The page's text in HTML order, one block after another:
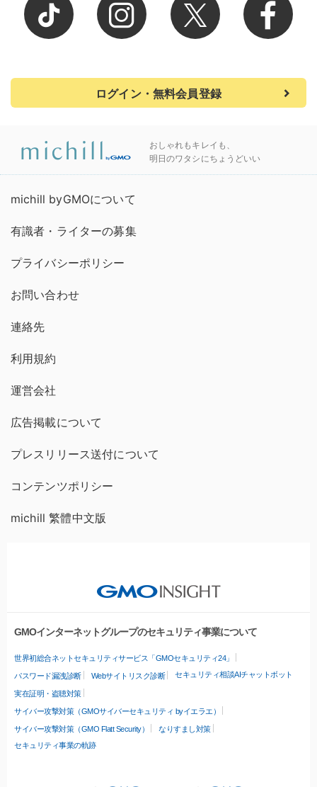
ログイン・無料会員登録
おしゃれもキレイも、
明日のワタシにちょうどいい
michill byGMOについて
有識者・ライターの募集
プライバシーポリシー
お問い合わせ
連絡先
利用規約
運営会社
広告掲載について
プレスリリース送付について
コンテンツポリシー
michill 繁體中文版
GMOインターネットグループのセキュリティ事業について
世界初総合ネットセキュリティサービス「GMOセキュリティ24」
パスワード漏洩診断 Webサイトリスク診断 セキュリティ相談AIチャットボット
実在証明・盗聴対策
サイバー攻撃対策（GMOサイバーセキュリティ byイエラエ）
サイバー攻撃対策（GMO Flatt Security）
なりすまし対策
セキュリティ事業の軌跡